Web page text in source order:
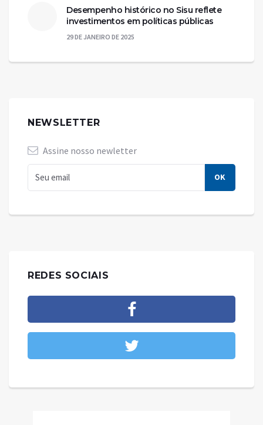
Desempenho histórico no Sisu reflete
investimentos em políticas públicas
29 DE JANEIRO DE 2025
NEWSLETTER
Assine nosso newletter
REDES SOCIAIS